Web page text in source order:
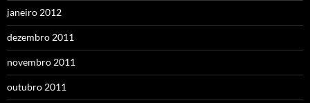
janeiro 2012
dezembro 2011
novembro 2011
outubro 2011